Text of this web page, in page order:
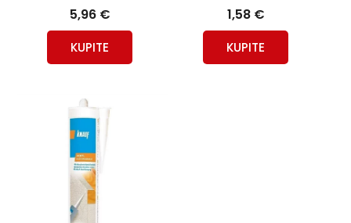
5,96 €
KUPITE
1,58 €
KUPITE